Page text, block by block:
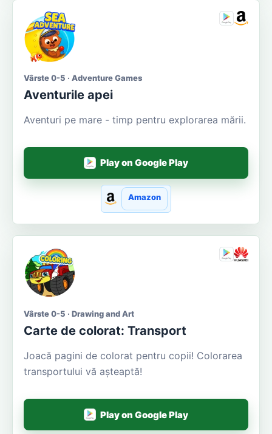
Vârste 0-5 · Adventure Games
Aventurile apei
Aventuri pe mare - timp pentru explorarea mării.
Play on Google Play
Amazon
Vârste 0-5 · Drawing and Art
Carte de colorat: Transport
Joacă pagini de colorat pentru copii! Colorarea
transportului vă așteaptă!
Play on Google Play